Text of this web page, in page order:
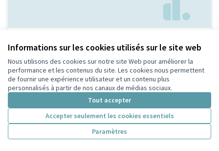
Informations sur les cookies utilisés sur le site web
Nous utilisons des cookies sur notre site Web pour améliorer la
performance et les contenus du site. Les cookies nous permettent
de fournir une expérience utilisateur et un contenu plus
personnalisés à partir de nos canaux de médias sociaux.
Tout accepter
Accepter seulement les cookies essentiels
Paramètres
Villeurbanne
citoyen
Febpecker
9 9